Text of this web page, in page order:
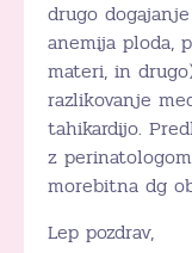
drugo
anemija ploda,
materi, in
razlikovanje
tahikardijo.
z
morebitna dg
Lep pozdrav,